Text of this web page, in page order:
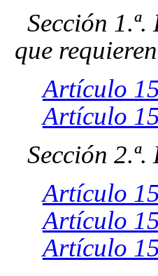
Sección
que
Artículo
Artículo
Sección
Artículo
Artículo
Artículo